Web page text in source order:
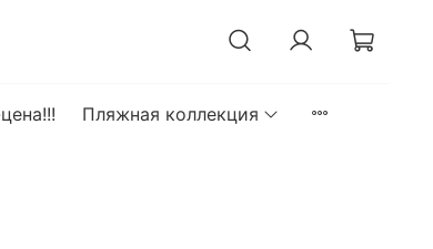
Пляжная коллекция